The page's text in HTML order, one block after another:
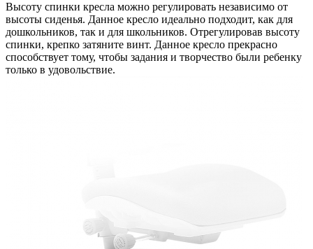
Высоту спинки кресла можно регулировать независимо от
высоты сиденья. Данное кресло идеально подходит, как для
дошкольников, так и для школьников. Отрегулировав высоту
спинки, крепко затяните винт. Данное кресло прекрасно
способствует тому, чтобы задания и творчество были ребенку
только в удовольствие.